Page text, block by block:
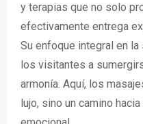
y terapias que no solo
efectivamente entrega
Su enfoque integral en
los visitantes a
armonía. Aquí, los
lujo, sino un camino